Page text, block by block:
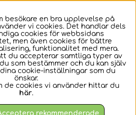
besökare en bra upplevelse på
vi cookies. Det handlar dels
cookies för webbsidans
men även cookies för bättre
funktionalitet med mera.
du accepterar samtliga typer av
som bestämmer och du kan själv
cookie-inställningar som du
önskar.
de cookies vi använder hittar du
här.
rekommenderade